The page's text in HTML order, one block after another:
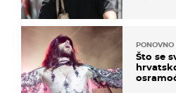
Što se